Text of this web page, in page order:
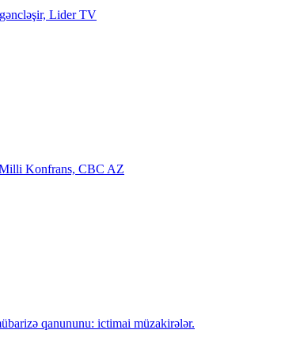
Lider TV
Konfrans, CBC AZ
qanununu: ictimai müzakirələr.